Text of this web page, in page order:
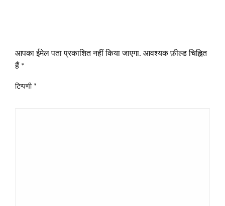
आपका ईमेल पता प्रकाशित नहीं किया जाएगा. आवश्यक फ़ील्ड चिह्नित
हैं *
टिप्पणी *